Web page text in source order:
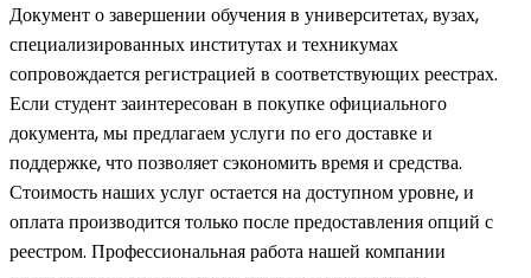
Документ о завершении обучения в университетах, вузах,
специализированных институтах и техникумах
сопровождается регистрацией в соответствующих реестрах.
Если студент заинтересован в покупке официального
документа, мы предлагаем услуги по его доставке и
поддержке, что позволяет сэкономить время и средства.
Стоимость наших услуг остается на доступном уровне, и
оплата производится только после предоставления опций с
реестром. Профессиональная работа нашей компании